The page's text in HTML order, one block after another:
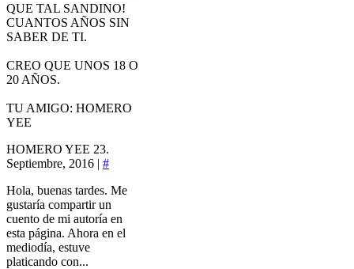
QUE TAL SANDINO!
CUANTOS AÑOS SIN
SABER DE TI.
CREO QUE UNOS 18 O
20 AÑOS.
TU AMIGO: HOMERO
YEE
HOMERO YEE 23.
Septiembre, 2016 | #
Hola, buenas tardes. Me
gustaría compartir un
cuento de mi autoría en
esta página. Ahora en el
mediodía, estuve
platicando con...